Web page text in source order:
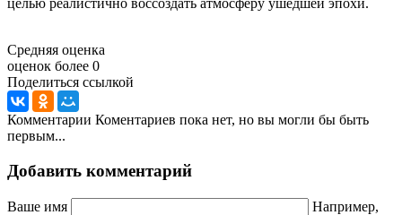
целью реалистично воссоздать атмосферу ушедшей эпохи.
Средняя оценка
оценок более 0
Поделиться ссылкой
Комментарии Коментариев пока нет, но вы могли бы быть
первым...
Добавить комментарий
Ваше имя
Например,